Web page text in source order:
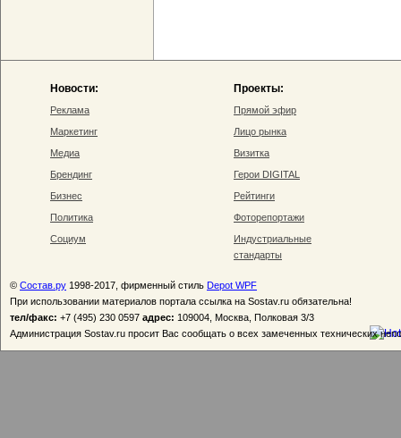
Новости:
Реклама
Маркетинг
Медиа
Брендинг
Бизнес
Политика
Социум
Проекты:
Прямой эфир
Лицо рынка
Визитка
Герои DIGITAL
Рейтинги
Фоторепортажи
Индустриальные
стандарты
© Состав.ру 1998-2017, фирменный стиль Depot WPF
При использовании материалов портала ссылка на Sostav.ru обязательна!
тел/факс: +7 (495) 230 0597 адрес: 109004, Москва, Полковая 3/3
Администрация Sostav.ru просит Вас сообщать о всех замеченных технических